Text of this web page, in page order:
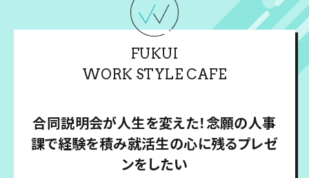
FUKUI
WORK STYLE CAFE
合同説明会が人生を変えた！念願の人事
課で経験を積み就活生の心に残るプレゼ
ンをしたい